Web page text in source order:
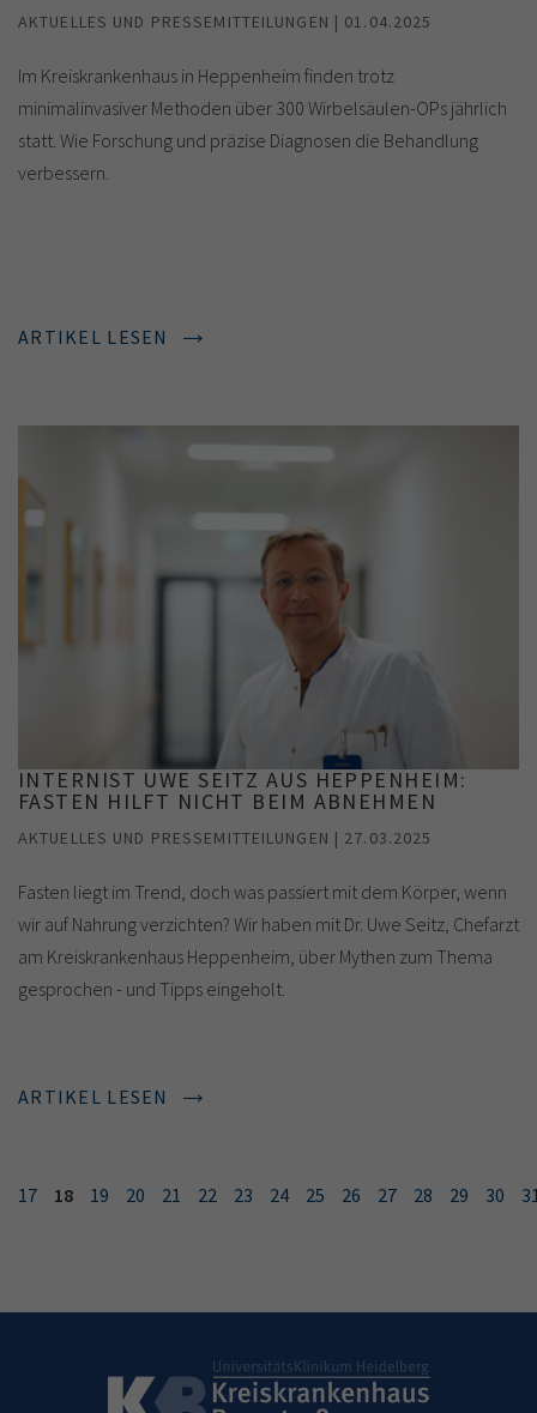
AKTUELLES UND PRESSEMITTEILUNGEN | 01.04.2025
Im Kreiskrankenhaus in Heppenheim finden trotz
minimalinvasiver Methoden über 300 Wirbelsäulen-OPs jährlich
statt. Wie Forschung und präzise Diagnosen die Behandlung
verbessern.
ARTIKEL LESEN
INTERNIST UWE SEITZ AUS HEPPENHEIM:
FASTEN HILFT NICHT BEIM ABNEHMEN
AKTUELLES UND PRESSEMITTEILUNGEN | 27.03.2025
Fasten liegt im Trend, doch was passiert mit dem Körper, wenn
wir auf Nahrung verzichten? Wir haben mit Dr. Uwe Seitz, Chefarzt
am Kreiskrankenhaus Heppenheim, über Mythen zum Thema
gesprochen - und Tipps eingeholt.
ARTIKEL LESEN
17 18 19 20 21 22 23 24 25 26 27 28 29 30